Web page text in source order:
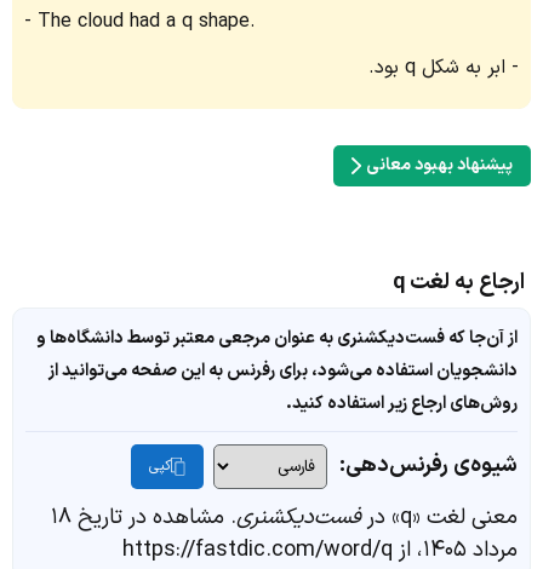
The cloud had a q shape.
ابر به شکل q بود.
پیشنهاد بهبود معانی
ارجاع به لغت q
از آن‌جا که فست‌دیکشنری به عنوان مرجعی معتبر توسط دانشگاه‌ها و
دانشجویان استفاده می‌شود، برای رفرنس به این صفحه می‌توانید از
روش‌های ارجاع زیر استفاده کنید.
شیوه‌ی رفرنس‌دهی: کپی
معنی لغت «q» در فست‌دیکشنری
. مشاهده در تاریخ ۱۸
مرداد ۱۴۰۵، از https://fastdic.com/word/q